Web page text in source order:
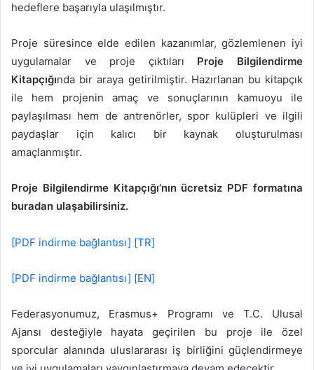
hedeflere başarıyla ulaşılmıştır.
Proje süresince elde edilen kazanımlar, gözlemlenen iyi
uygulamalar ve proje çıktıları Proje Bilgilendirme
Kitapçığında bir araya getirilmiştir. Hazırlanan bu kitapçık
ile hem projenin amaç ve sonuçlarının kamuoyu ile
paylaşılması hem de antrenörler, spor kulüpleri ve ilgili
paydaşlar için kalıcı bir kaynak oluşturulması
amaçlanmıştır.
Proje Bilgilendirme Kitapçığı’nın ücretsiz PDF formatına
buradan ulaşabilirsiniz.
[PDF indirme bağlantısı] [TR]
[PDF indirme bağlantısı] [EN]
Federasyonumuz, Erasmus+ Programı ve T.C. Ulusal
Ajansı desteğiyle hayata geçirilen bu proje ile özel
sporcular alanında uluslararası iş birliğini güçlendirmeye